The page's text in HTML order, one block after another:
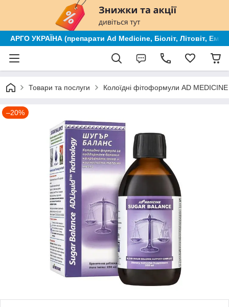
АРГО УКРАЇНА (препарати Ad Medicine, Біоліт, Літовіт, Ем
Товари та послуги Колоїдні фітоформули AD
–20%